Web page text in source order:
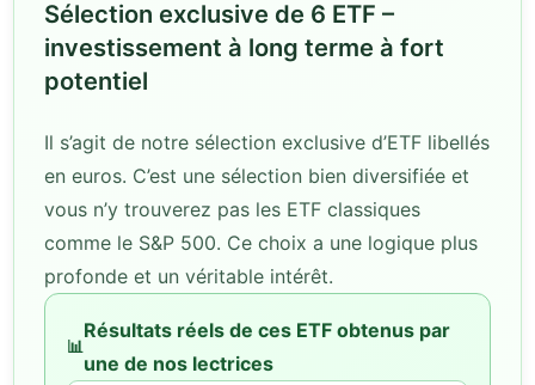
Sélection exclusive de 6 ETF –
investissement à long terme à fort
potentiel
Il s’agit de notre sélection exclusive d’ETF libellés
en euros. C’est une sélection bien diversifiée et
vous n’y trouverez pas les ETF classiques
comme le S&P 500. Ce choix a une logique plus
profonde et un véritable intérêt.
📊
Résultats réels de ces ETF obtenus par
une de nos lectrices